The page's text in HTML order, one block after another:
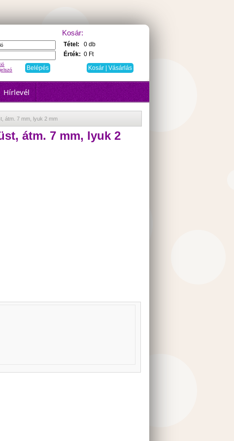
Kosár:
Tétel:
0 db
Érték: 0 Ft
Kosár | Vásárlás
Hírlevél
átm. 7 mm, lyuk 2 mm
átm. 7 mm, lyuk 2